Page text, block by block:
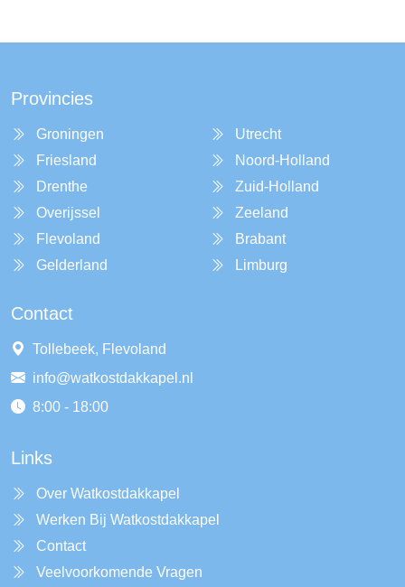
Provincies
Groningen
Friesland
Drenthe
Overijssel
Flevoland
Gelderland
Utrecht
Noord-Holland
Zuid-Holland
Zeeland
Brabant
Limburg
Contact
Tollebeek, Flevoland
info@watkostdakkapel.nl
8:00 - 18:00
Links
Over Watkostdakkapel
Werken Bij Watkostdakkapel
Contact
Veelvoorkomende Vragen